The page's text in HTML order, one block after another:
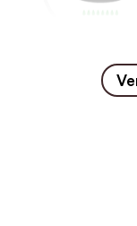
Horno para
SIN